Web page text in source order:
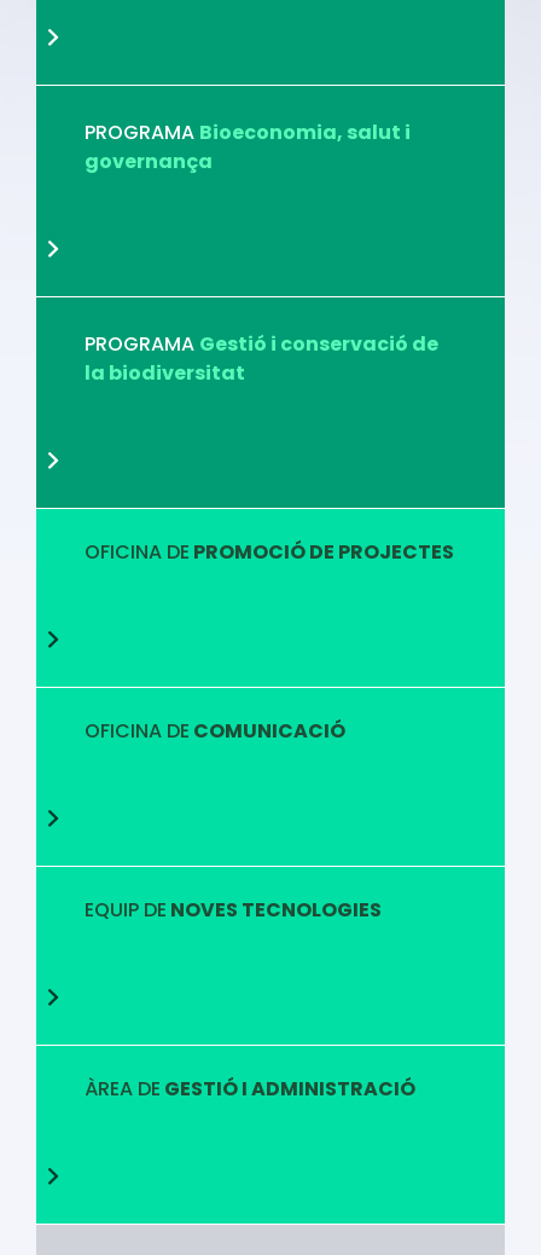
PROGRAMA Bioeconomia, salut i
governança
PROGRAMA Gestió i conservació de
la biodiversitat
OFICINA DE PROMOCIÓ DE PROJECTES
OFICINA DE COMUNICACIÓ
EQUIP DE NOVES TECNOLOGIES
ÀREA DE GESTIÓ I ADMINISTRACIÓ